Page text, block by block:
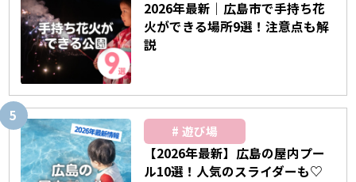
2026年最新｜広島市で手持ち花
火ができる場所9選！注意点も解
説
遊び場
【2026年最新】広島の屋内プー
ル10選！人気のスライダーも♡